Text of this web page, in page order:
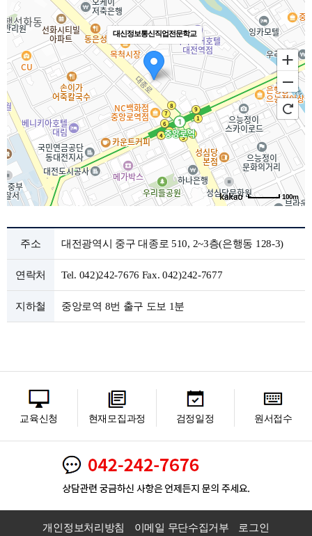
대신정보통신직업전문학교
100m
주소 대전광역시 중구 대종로 510, 2~3층(은행동 128-3)
연락처 Tel. 042)242-7676 Fax. 042)242-7677
지하철 중앙로역 8번 출구 도보 1분
교육신청 현재모집과정 검정일정 원서접수
개인정보처리방침 이메일 무단수집거부 로그인